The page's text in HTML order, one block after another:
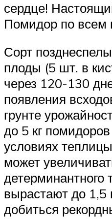
сердце!
Помидор по всем
Сорт
плоды (5 шт. в
через 120-130
появления
грунте
до 5 кг
условиях
может
детерминантного
вырастают до
добиться